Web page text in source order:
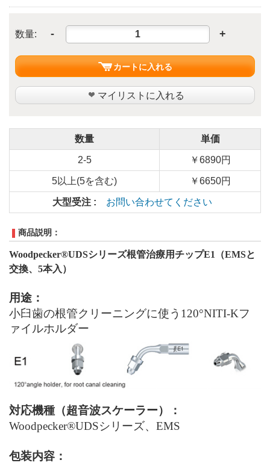
数量: - +
カートに入れる
マイリストに入れる
数量 単価
2-5 ￥6890円
5以上(5を含む) ￥6650円
大型受注 : お問い合わせてください
商品説明：
Woodpecker®UDSシリーズ根管治療用チップE1
（EMSと
交換、 5本入）
用途：
小臼歯の根管クリーニングに使う120°NITI-Kフ
ァイルホルダー
対応機種（超音波スケーラー）：
Woodpecker®UDSシリーズ、EMS
包装内容：